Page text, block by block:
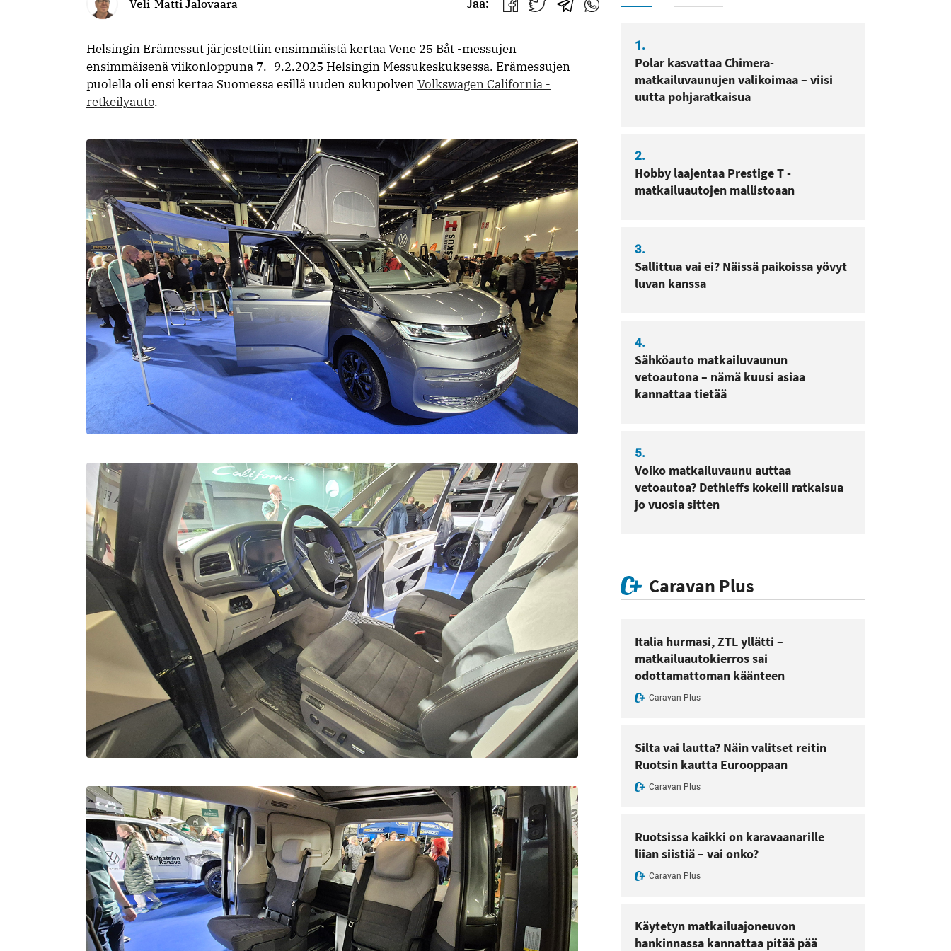
Veli-Matti Jalovaara Jaa:
Jaa
Jaa
Jaa
Jaa
Helsingin Erämessut järjestettiin ensimmäistä kertaa Vene 25 Båt -messujen
ensimmäisenä viikonloppuna 7.–9.2.2025 Helsingin Messukeskuksessa. Erämessujen
puolella oli ensi kertaa Suomessa esillä uuden sukupolvenVolkswagen California -
retkeilyauto.
1.
Polar kasvattaa Chimera-
matkailuvaunujen valikoimaa – viisi
uutta pohjaratkaisua
2.
Hobby laajentaa Prestige T -
matkailuautojen mallistoaan
3.
Sallittua vai ei? Näissä paikoissa yövyt
luvan kanssa
4.
Sähköauto matkailuvaunun
vetoautona – nämä kuusi asiaa
kannattaa tietää
5.
Voiko matkailuvaunu auttaa
vetoautoa? Dethleffs kokeili ratkaisua
jo vuosia sitten
Caravan Plus
Italia hurmasi, ZTL yllätti –
matkailuautokierros sai
odottamattoman käänteen
Caravan Plus
Silta vai lautta? Näin valitset reitin
Ruotsin kautta Eurooppaan
Caravan Plus
Ruotsissa kaikki on karavaanarille
liian siistiä – vai onko?
Caravan Plus
Käytetyn matkailuajoneuvon
hankinnassa kannattaa pitää pää